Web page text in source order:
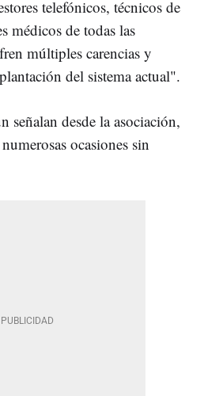
telefónicos, técnicos de
médicos de todas las
múltiples carencias y
del sistema actual".
señalan desde la asociación,
ocasiones sin